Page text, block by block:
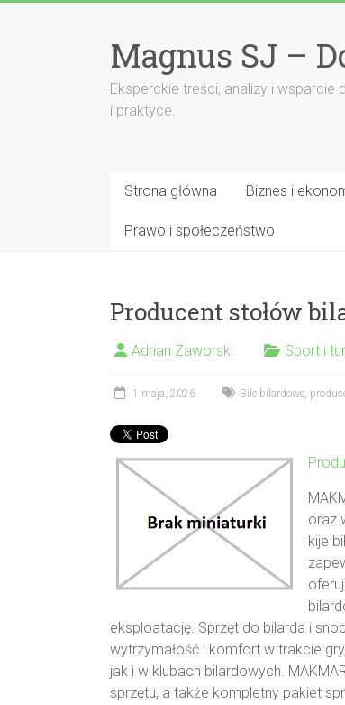
Magnus SJ –
Eksperckie treści, analizy i
i praktyce.
Strona główna Biznes i
Prawo i społeczeństwo
Producent stołów
Adrian Zaworski Sport i
1 maja, 2026 Bile bilardowe,
oraz
kije
eksploatację. Sprzęt do bilarda i
wytrzymałość i komfort w trakcie
jak i w klubach bilardowych.
sprzętu, a także kompletny pakiet